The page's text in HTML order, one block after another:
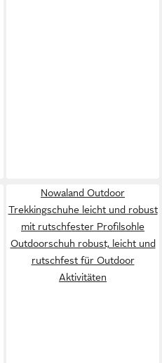
Nowaland Outdoor
Trekkingschuhe leicht und robust
mit rutschfester Profilsohle
Outdoorschuh robust, leicht und
rutschfest für Outdoor
Aktivitäten